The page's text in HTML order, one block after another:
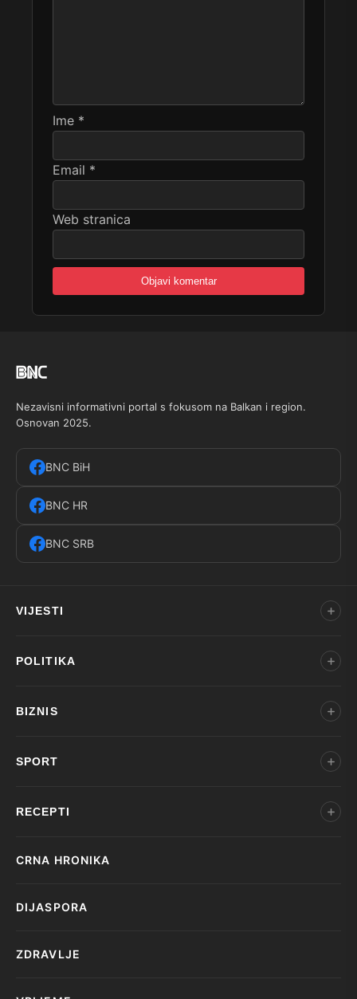
Ime *
Email *
Web stranica
Nezavisni informativni portal s fokusom na Balkan i region.
Osnovan 2025.
BNC BiH
BNC HR
BNC SRB
VIJESTI
POLITIKA
BIZNIS
SPORT
RECEPTI
CRNA HRONIKA
DIJASPORA
ZDRAVLJE